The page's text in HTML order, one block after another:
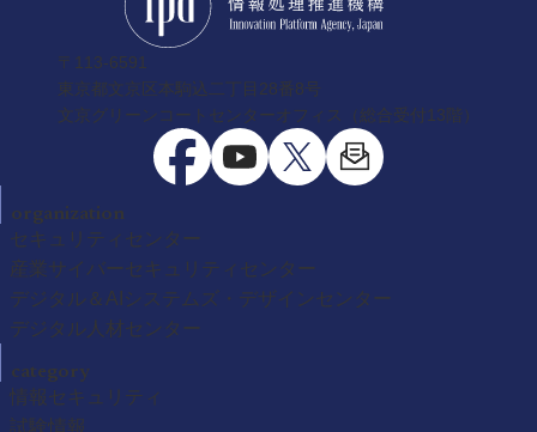
〒113-6591
東京都文京区本駒込二丁目28番8号
文京グリーンコートセンターオフィス（総合受付13階）
organization
セキュリティセンター
産業サイバーセキュリティセンター
デジタル＆AIシステムズ・デザインセンター
デジタル人材センター
category
情報セキュリティ
試験情報